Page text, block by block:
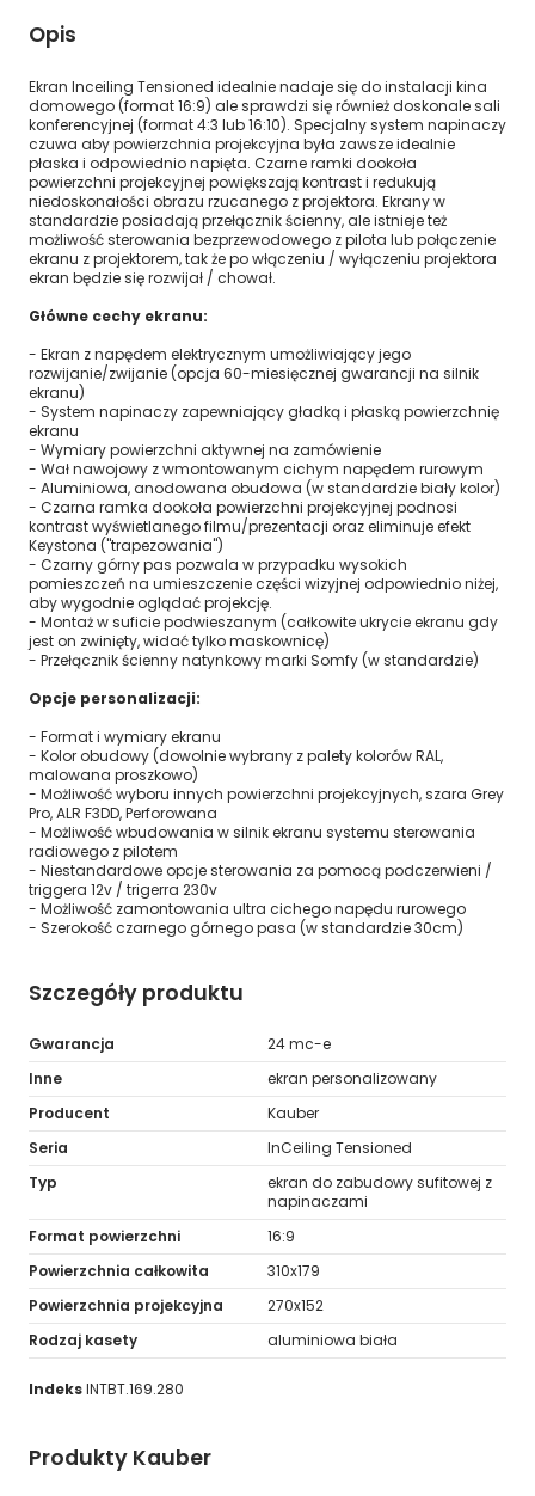
Opis
Ekran Inceiling Tensioned idealnie nadaje się do instalacji kina
domowego (format 16:9) ale sprawdzi się również doskonale sali
konferencyjnej (format 4:3 lub 16:10). Specjalny system napinaczy
czuwa aby powierzchnia projekcyjna była zawsze idealnie
płaska i odpowiednio napięta. Czarne ramki dookoła
powierzchni projekcyjnej powiększają kontrast i redukują
niedoskonałości obrazu rzucanego z projektora. Ekrany w
standardzie posiadają przełącznik ścienny, ale istnieje też
możliwość sterowania bezprzewodowego z pilota lub połączenie
ekranu z projektorem, tak że po włączeniu / wyłączeniu projektora
ekran będzie się rozwijał / chował.
Główne cechy ekranu:
- Ekran z napędem elektrycznym umożliwiający jego
rozwijanie/zwijanie (opcja 60-miesięcznej gwarancji na silnik
ekranu)
- System napinaczy zapewniający gładką i płaską powierzchnię
ekranu
- Wymiary powierzchni aktywnej na zamówienie
- Wał nawojowy z wmontowanym cichym napędem rurowym
- Aluminiowa, anodowana obudowa (w standardzie biały kolor)
- Czarna ramka dookoła powierzchni projekcyjnej podnosi
kontrast wyświetlanego filmu/prezentacji oraz eliminuje efekt
Keystona ("trapezowania")
- Czarny górny pas pozwala w przypadku wysokich
pomieszczeń na umieszczenie części wizyjnej odpowiednio niżej,
aby wygodnie oglądać projekcję.
- Montaż w suficie podwieszanym (całkowite ukrycie ekranu gdy
jest on zwinięty, widać tylko maskownicę)
- Przełącznik ścienny natynkowy marki Somfy (w standardzie)
Opcje personalizacji:
- Format i wymiary ekranu
- Kolor obudowy (dowolnie wybrany z palety kolorów RAL,
malowana proszkowo)
- Możliwość wyboru innych powierzchni projekcyjnych, szara Grey
Pro, ALR F3DD, Perforowana
- Możliwość wbudowania w silnik ekranu systemu sterowania
radiowego z pilotem
- Niestandardowe opcje sterowania za pomocą podczerwieni /
triggera 12v / trigerra 230v
- Możliwość zamontowania ultra cichego napędu rurowego
- Szerokość czarnego górnego pasa (w standardzie 30cm)
Szczegóły produktu
Gwarancja
24 mc-e
Inne
ekran personalizowany
Producent
Kauber
Seria
InCeiling Tensioned
Typ
ekran do zabudowy sufitowej z
napinaczami
Format powierzchni
16:9
Powierzchnia całkowita
310x179
Powierzchnia projekcyjna
270x152
Rodzaj kasety
aluminiowa biała
IndeksINTBT.169.280
Produkty Kauber